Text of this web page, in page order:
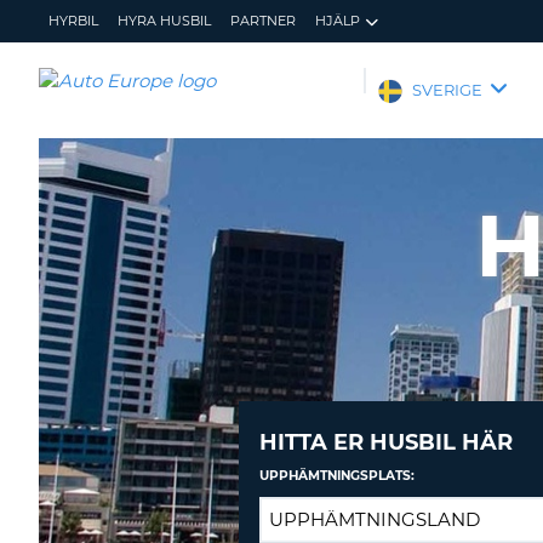
HYRBIL HYRA HUSBIL PARTNER HJÄLP
AUTO
SVERIGE
HYRBIL
HYRA
HUSBIL
PARTNER
HJÄLP
MIN
MEDLEMSINFORMATION
ADMINISTRERA
BOKNING
SVERIGE
HITTA ER HUSBIL HÄR
UPPHÄMTNINGSPLATS: